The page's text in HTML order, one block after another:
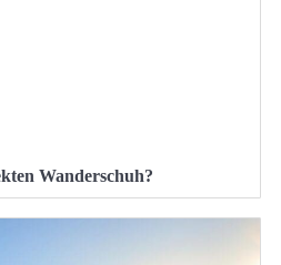
Wanderschuh?